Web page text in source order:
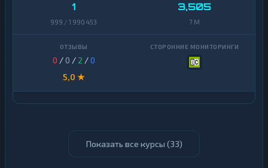
1
999 / 1 990 453
3,505
7 M
0 / 0 / 2 /0
5,0 ★
Показать все курсы (33)